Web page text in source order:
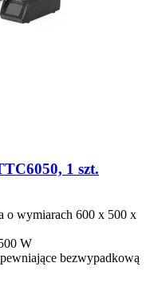
1 szt.
o wymiarach 600 x 500 x
W
bezwypadkową